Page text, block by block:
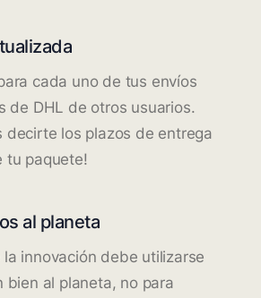
cada uno de tus envíos
de DHL de otros usuarios.
decirte los plazos de entrega
tu paquete!
al planeta
la innovación debe utilizarse
bien al planeta, no para